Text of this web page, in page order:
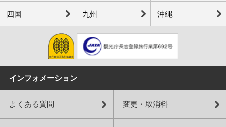
四国 九州 沖縄
インフォメーション
よくある質問 変更・取消料